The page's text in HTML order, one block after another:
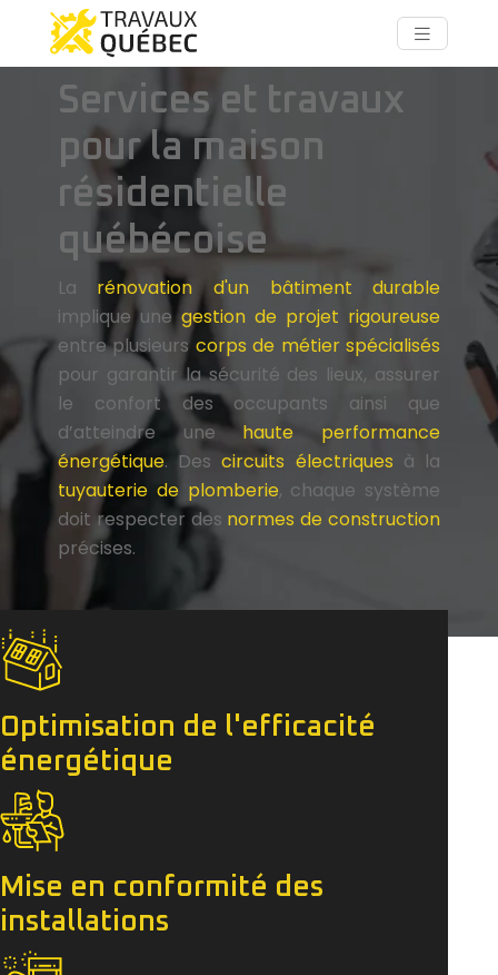
Services et travaux
pour la maison
résidentielle
québécoise
La rénovation d'un bâtiment durable
implique unegestion de projet rigoureuse
entre plusieurs corps de métier spécialisés
pour garantir la sécurité des lieux, assurer
le confort des occupants ainsi que
d’atteindre une haute performance
énergétique. Descircuits électriques à la
tuyauterie de plomberie, chaque système
doit respecter des normes de construction
précises.
Optimisation de l'efficacité
énergétique
Mise en conformité des
installations